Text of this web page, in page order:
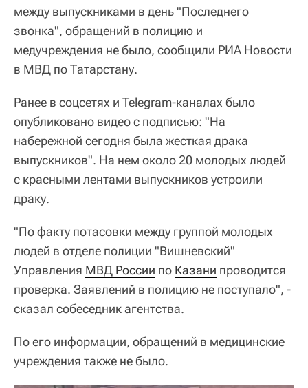
между выпускниками в день "Последнего
звонка", обращений в полицию и
медучреждения не было, сообщили РИА Новости
в МВД по Татарстану.
Ранее в соцсетях и Telegram-каналах было
опубликовано видео с подписью: "На
набережной сегодня была жесткая драка
выпускников". На нем около 20 молодых людей
с красными лентами выпускников устроили
драку.
"По факту потасовки между группой молодых
людей в отделе полиции "Вишневский"
Управления МВД России по Казани проводится
проверка. Заявлений в полицию не поступало", -
сказал собеседник агентства.
По его информации, обращений в медицинские
учреждения также не было.